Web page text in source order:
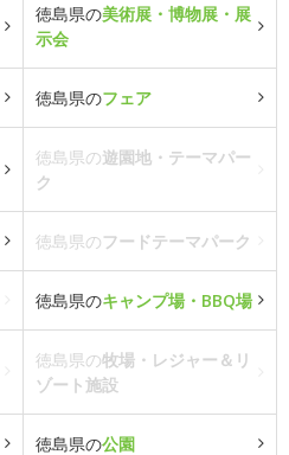
徳島県の美術展・博物展・展
示会
徳島県のフェア
徳島県の遊園地・テーマパー
ク
徳島県のフードテーマパーク
徳島県のキャンプ場・BBQ場
徳島県の牧場・レジャー＆リ
ゾート施設
徳島県の公園